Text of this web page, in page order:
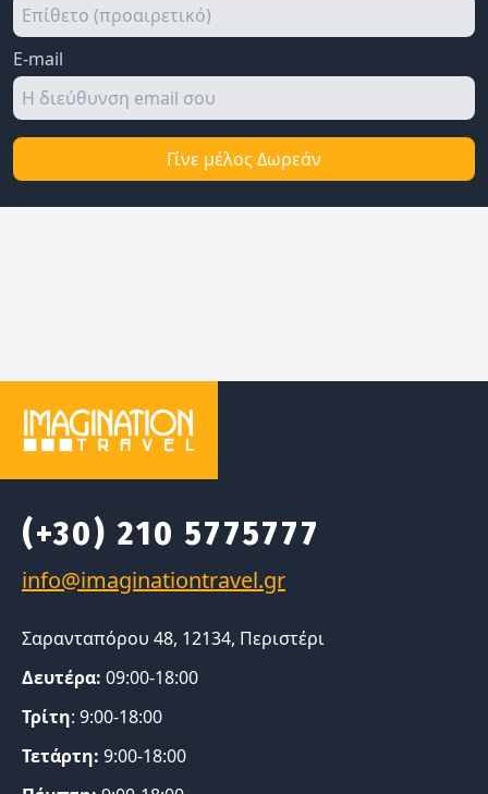
E-mail
Γίνε μέλος Δωρεάν
(+30) 210 5775777
Σαρανταπόρου 48, 12134, Περιστέρι
Δευτέρα: 09:00-18:00
Τρίτη: 9:00-18:00
Τετάρτη: 9:00-18:00